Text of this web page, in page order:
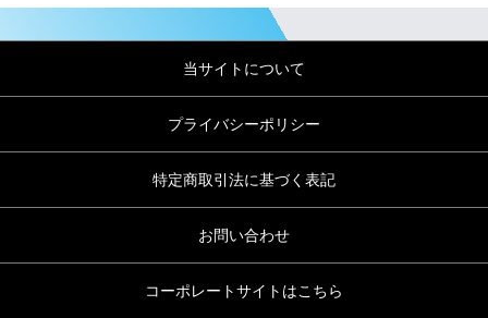
当サイトについて
プライバシーポリシー
特定商取引法に基づく表記
お問い合わせ
コーポレートサイトはこちら